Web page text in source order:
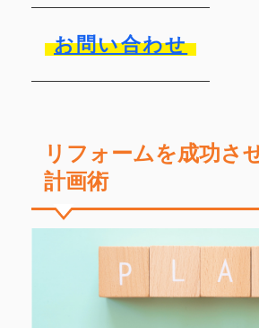
お問い合わせ
リフォームを成功さ
計画術